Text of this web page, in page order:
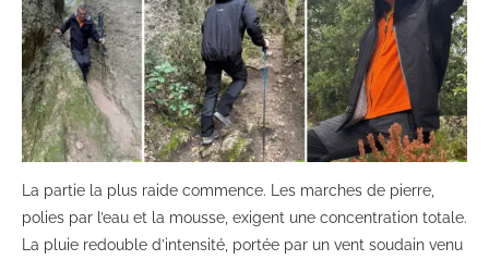
La partie la plus raide commence. Les marches de pierre,
polies par l’eau et la mousse, exigent une concentration totale.
La pluie redouble d’intensité, portée par un vent soudain venu